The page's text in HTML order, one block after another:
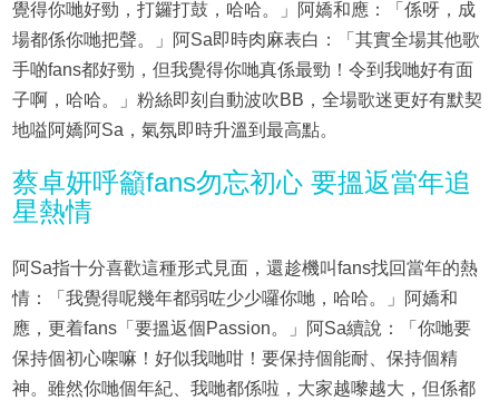
覺得你哋好勁，打鑼打鼓，哈哈。」阿嬌和應：「係呀，成
場都係你哋把聲。」阿Sa即時肉麻表白：「其實全場其他歌
手啲fans都好勁，但我覺得你哋真係最勁！令到我哋好有面
子啊，哈哈。」粉絲即刻自動波吹BB，全場歌迷更好有默契
地嗌阿嬌阿Sa，氣氛即時升溫到最高點。
蔡卓妍呼籲fans勿忘初心 要搵返當年追
星熱情
阿Sa指十分喜歡這種形式見面，還趁機叫fans找回當年的熱
情：「我覺得呢幾年都弱咗少少囉你哋，哈哈。」阿嬌和
應，更着fans「要搵返個Passion。」阿Sa續說：「你哋要
保持個初心㗎嘛！好似我哋咁！要保持個能耐、保持個精
神。雖然你哋個年紀、我哋都係啦，大家越嚟越大，但係都